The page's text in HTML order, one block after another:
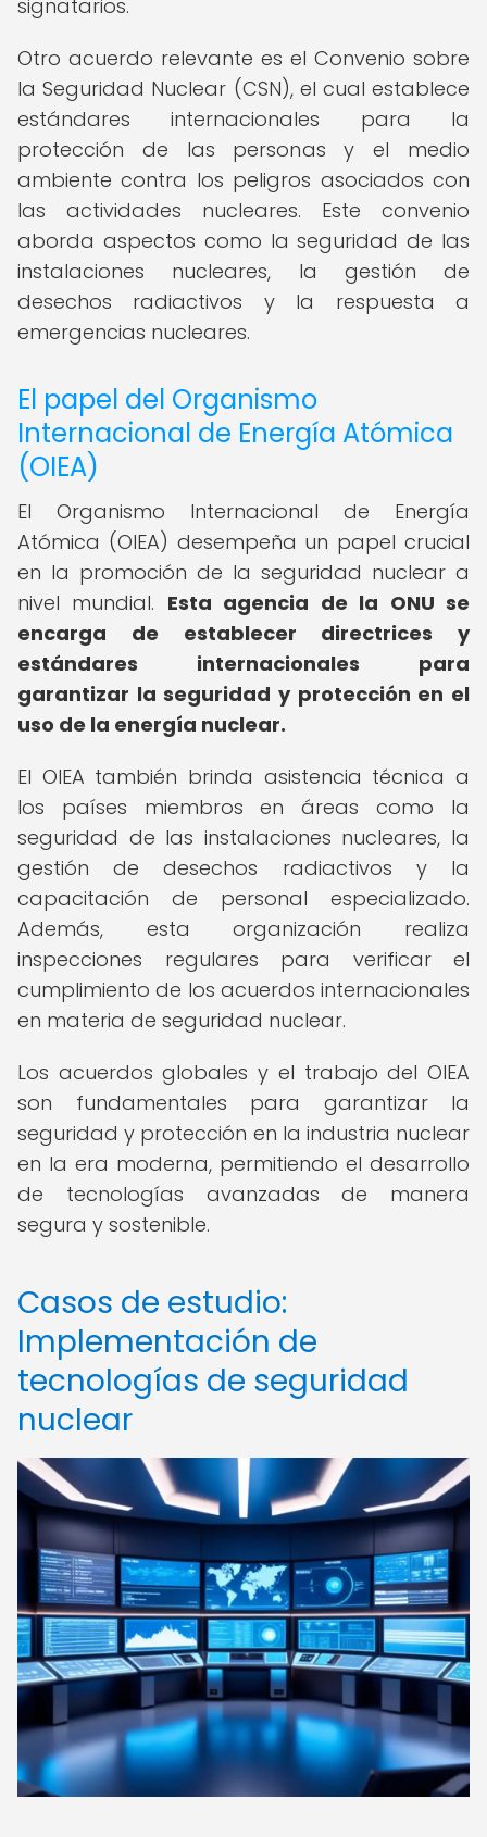
signatarios.
Otro acuerdo relevante es el Convenio sobre
la Seguridad Nuclear (CSN), el cual establece
estándares internacionales para la
protección de las personas y el medio
ambiente contra los peligros asociados con
las actividades nucleares. Este convenio
aborda aspectos como la seguridad de las
instalaciones nucleares, la gestión de
desechos radiactivos y la respuesta a
emergencias nucleares.
El papel del Organismo
Internacional de Energía Atómica
(OIEA)
El Organismo Internacional de Energía
Atómica (OIEA) desempeña un papel crucial
en la promoción de la seguridad nuclear a
nivel mundial. Esta agencia de la ONU se
encarga de establecer directrices y
estándares internacionales para
garantizar la seguridad y protección en el
uso de la energía nuclear.
El OIEA también brinda asistencia técnica a
los países miembros en áreas como la
seguridad de las instalaciones nucleares, la
gestión de desechos radiactivos y la
capacitación de personal especializado.
Además, esta organización realiza
inspecciones regulares para verificar el
cumplimiento de los acuerdos internacionales
en materia de seguridad nuclear.
Los acuerdos globales y el trabajo del OIEA
son fundamentales para garantizar la
seguridad y protección en la industria nuclear
en la era moderna, permitiendo el desarrollo
de tecnologías avanzadas de manera
segura y sostenible.
Casos de estudio:
Implementación de
tecnologías de seguridad
nuclear